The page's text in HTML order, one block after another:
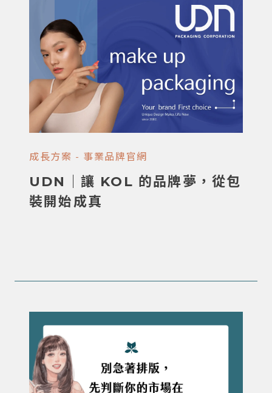
成長方案 - 事業品牌官網
UDN｜讓 KOL 的品牌夢，從包
裝開始成真